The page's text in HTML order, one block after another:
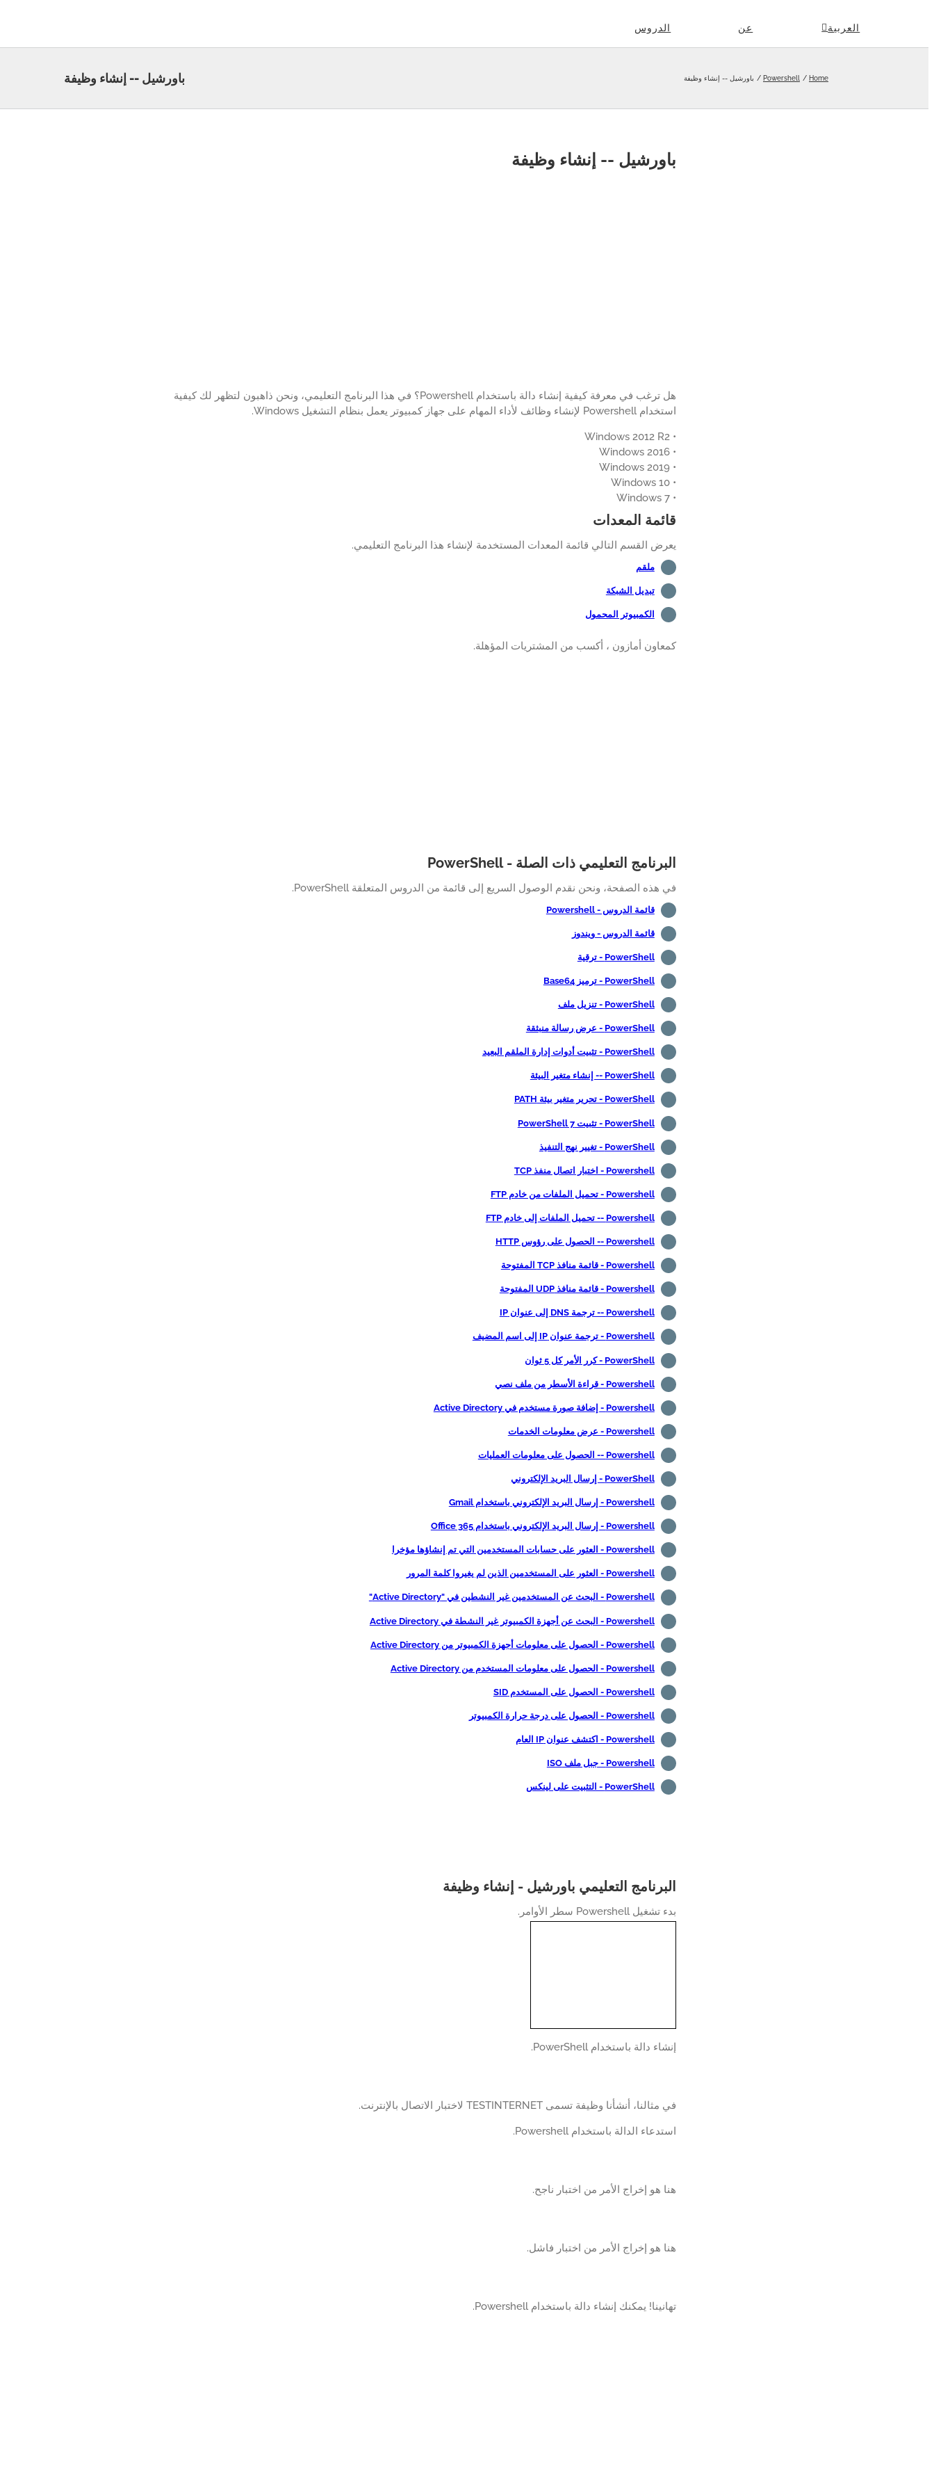
الدروس عن العربية
باورشيل -- إنشاء وظيفة Home
Powershell باورشيل -- إنشاء وظيفة
باورشيل -- إنشاء وظيفة
هل ترغب في معرفة كيفية إنشاء دالة باستخدام Powershell؟ في هذا البرنامج التعليمي، ونحن ذاهبون لتظهر لك كيفية
استخدام Powershell لإنشاء وظائف لأداء المهام على جهاز كمبيوتر يعمل بنظام التشغيل Windows.
• Windows 2012 R2
• Windows 2016
• Windows 2019
• Windows 10
• Windows 7
قائمة المعدات
يعرض القسم التالي قائمة المعدات المستخدمة لإنشاء هذا البرنامج التعليمي.
ملقم
تبديل الشبكة
الكمبيوتر المحمول
كمعاون أمازون ، أكسب من المشتريات المؤهلة.
البرنامج التعليمي ذات الصلة - PowerShell
في هذه الصفحة، ونحن نقدم الوصول السريع إلى قائمة من الدروس المتعلقة PowerShell.
قائمة الدروس - Powershell
قائمة الدروس - ويندوز
PowerShell - ترقية
PowerShell - ترميز Base64
PowerShell - تنزيل ملف
PowerShell - عرض رسالة منبثقة
PowerShell - تثبيت أدوات إدارة الملقم البعيد
PowerShell -- إنشاء متغير البيئة
PowerShell - تحرير متغير بيئة PATH
PowerShell - تثبيت PowerShell 7
PowerShell - تغيير نهج التنفيذ
Powershell - اختبار اتصال منفذ TCP
Powershell - تحميل الملفات من خادم FTP
Powershell -- تحميل الملفات إلى خادم FTP
Powershell -- الحصول على رؤوس HTTP
Powershell - قائمة منافذ TCP المفتوحة
Powershell - قائمة منافذ UDP المفتوحة
Powershell -- ترجمة DNS إلى عنوان IP
Powershell - ترجمة عنوان IP إلى اسم المضيف
PowerShell - كرر الأمر كل 5 ثوان
Powershell - قراءة الأسطر من ملف نصي
Powershell - إضافة صورة مستخدم في Active Directory
Powershell - عرض معلومات الخدمات
Powershell -- الحصول على معلومات العمليات
PowerShell - إرسال البريد الإلكتروني
Powershell - إرسال البريد الإلكتروني باستخدام Gmail
Powershell - إرسال البريد الإلكتروني باستخدام Office 365
Powershell - العثور على حسابات المستخدمين التي تم إنشاؤها مؤخرا
Powershell - العثور على المستخدمين الذين لم يغيروا كلمة المرور
Powershell - البحث عن المستخدمين غير النشطين في "Active Directory"
Powershell - البحث عن أجهزة الكمبيوتر غير النشطة في Active Directory
Powershell - الحصول على معلومات أجهزة الكمبيوتر من Active Directory
Powershell - الحصول على معلومات المستخدم من Active Directory
Powershell - الحصول على المستخدم SID
Powershell - الحصول على درجة حرارة الكمبيوتر
Powershell - اكتشف عنوان IP العام
Powershell - جبل ملف ISO
PowerShell - التثبيت على لينكس
البرنامج التعليمي باورشيل - إنشاء وظيفة
بدء تشغيل Powershell سطر الأوامر.
إنشاء دالة باستخدام PowerShell.
في مثالنا، أنشأنا وظيفة تسمى TESTINTERNET لاختبار الاتصال بالإنترنت.
استدعاء الدالة باستخدام Powershell.
هنا هو إخراج الأمر من اختبار ناجح.
هنا هو إخراج الأمر من اختبار فاشل.
تهانينا! يمكنك إنشاء دالة باستخدام Powershell.